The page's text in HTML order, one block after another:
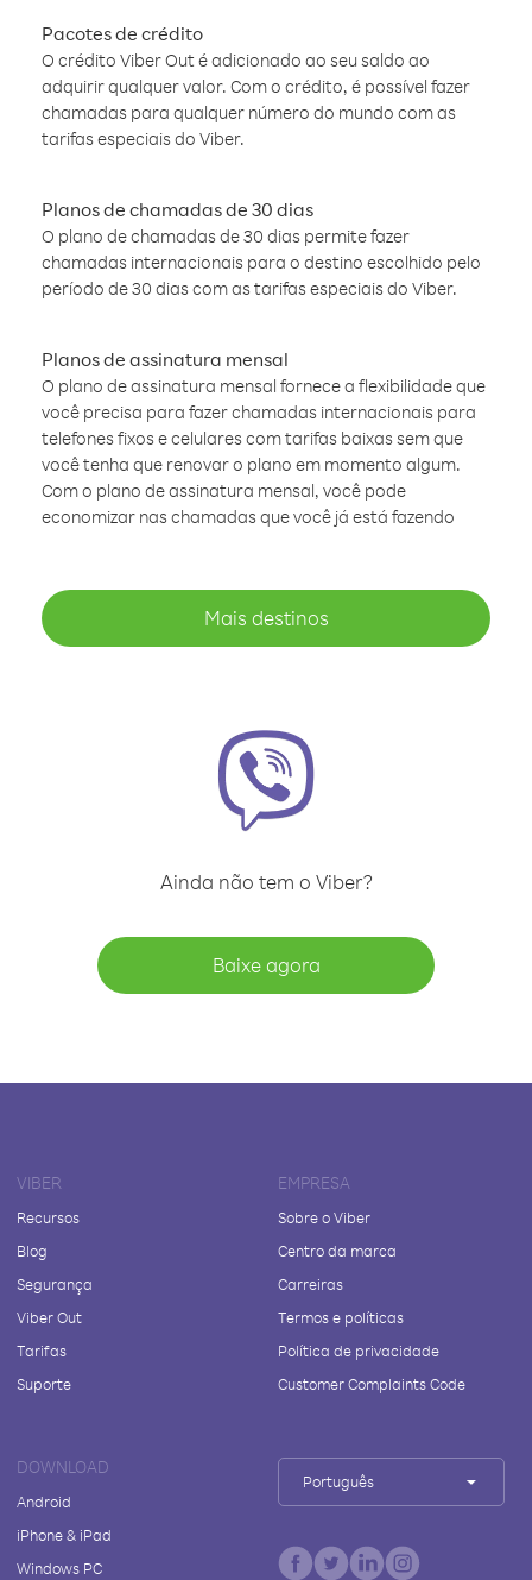
Pacotes de crédito
O crédito Viber Out é adicionado ao seu saldo ao
adquirir qualquer valor. Com o crédito, é possível fazer
chamadas para qualquer número do mundo com as
tarifas especiais do Viber.
Planos de chamadas de 30 dias
O plano de chamadas de 30 dias permite fazer
chamadas internacionais para o destino escolhido pelo
período de 30 dias com as tarifas especiais do Viber.
Planos de assinatura mensal
O plano de assinatura mensal fornece a flexibilidade que
você precisa para fazer chamadas internacionais para
telefones fixos e celulares com tarifas baixas sem que
você tenha que renovar o plano em momento algum.
Com o plano de assinatura mensal, você pode
economizar nas chamadas que você já está fazendo
Mais destinos
Ainda não tem o Viber?
Baixe agora
VIBER
Recursos
Blog
Segurança
Viber Out
Tarifas
Suporte
EMPRESA
Sobre o Viber
Centro da marca
Carreiras
Termos e políticas
Política de privacidade
Customer Complaints Code
DOWNLOAD
Android
iPhone & iPad
Windows PC
Português